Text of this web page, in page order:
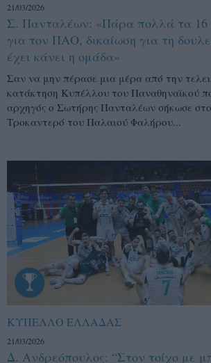
21/03/2026
Σ. Πανταλέων: «Πάρα πολλά τα 16
για τον ΠΑΟ, δικαίωση για τη
έχει κάνει η ομάδα»
Σαν να μην πέρασε μια μέρα από την
κατάκτηση Κυπέλλου του Παναθηναϊκού
αρχηγός ο Σωτήρης Πανταλέων σήκωσε στο
Τροκαντερό του Παλαιού Φαλήρου...
ΚΥΠΕΛΛΟ ΕΛΛΑΔΑΣ
21/03/2026
Δ. Ανδρεόπουλος: “Στον τοίχο με